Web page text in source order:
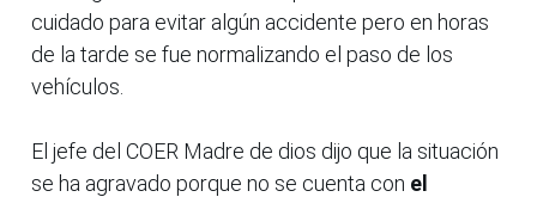
cuidado para evitar algún accidente pero en horas
de la tarde se fue normalizando el paso de los
vehículos.
El jefe del COER Madre de dios dijo que la situación
se ha agravado porque no se cuenta con el